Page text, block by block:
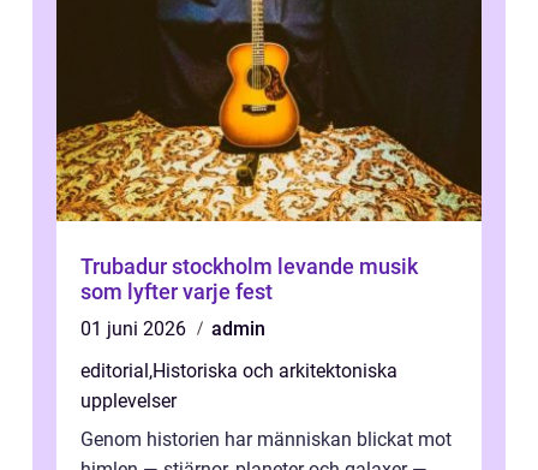
Trubadur stockholm levande musik
som lyfter varje fest
01 juni 2026
admin
editorial,Historiska och arkitektoniska
upplevelser
Genom historien har människan blickat mot